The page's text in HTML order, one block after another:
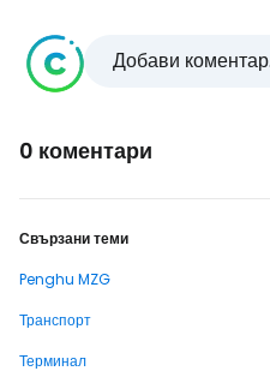
Добави
0 коментари
Свързани теми
Penghu MZG
Транспорт
Терминал